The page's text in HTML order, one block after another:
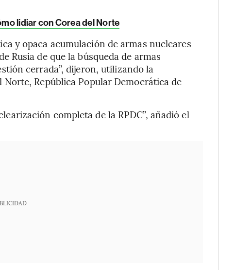
lidiar con Corea del Norte
y opaca acumulación de armas nucleares
Rusia de que la búsqueda de armas
cerrada”, dijeron, utilizando la
República Popular Democrática de
completa de la RPDC”, añadió el